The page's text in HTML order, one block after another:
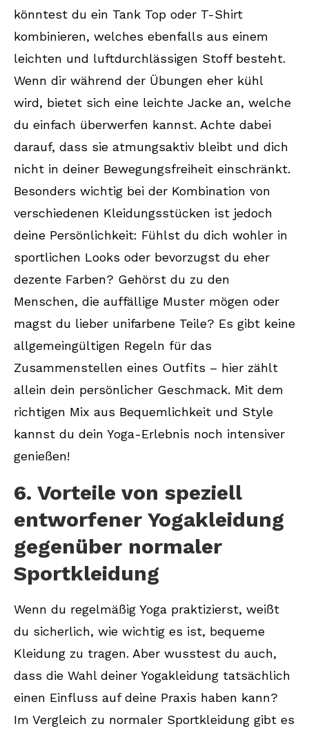
könntest du ein Tank Top oder T-Shirt
kombinieren, welches ebenfalls aus einem
leichten und luftdurchlässigen Stoff besteht.
Wenn dir während der Übungen eher kühl
wird, bietet sich eine leichte Jacke an, welche
du einfach überwerfen kannst. Achte dabei
darauf, dass sie atmungsaktiv bleibt und dich
nicht in deiner Bewegungsfreiheit einschränkt.
Besonders wichtig bei der Kombination von
verschiedenen Kleidungsstücken ist jedoch
deine Persönlichkeit: Fühlst du dich wohler in
sportlichen Looks oder bevorzugst du eher
dezente Farben? Gehörst du zu den
Menschen, die auffällige Muster mögen oder
magst du lieber unifarbene Teile? Es gibt keine
allgemeingültigen Regeln für das
Zusammenstellen eines Outfits – hier zählt
allein dein persönlicher Geschmack. Mit dem
richtigen Mix aus Bequemlichkeit und Style
kannst du dein Yoga-Erlebnis noch intensiver
genießen!
6. Vorteile von speziell
entworfener Yogakleidung
gegenüber normaler
Sportkleidung
Wenn du regelmäßig Yoga praktizierst, weißt
du sicherlich, wie wichtig es ist, bequeme
Kleidung zu tragen. Aber wusstest du auch,
dass die Wahl deiner Yogakleidung tatsächlich
einen Einfluss auf deine Praxis haben kann?
Im Vergleich zu normaler Sportkleidung gibt es